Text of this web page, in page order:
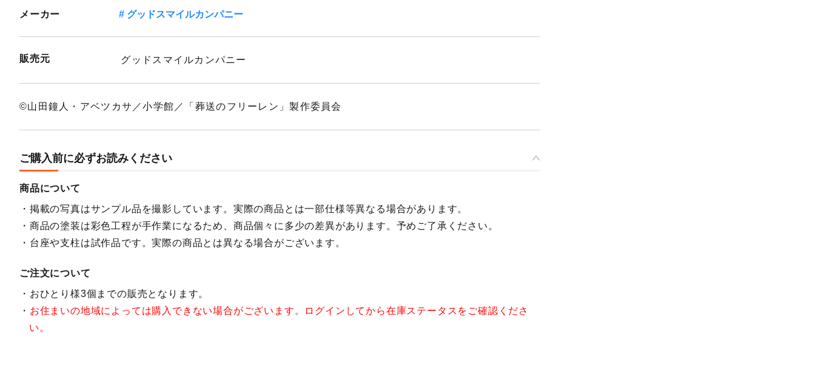
メーカー グッドスマイルカンパニー
販売元 グッドスマイルカンパニー
©山田鐘人・アベツカサ／小学館／「葬送のフリーレン」製作委員会
ご購入前に必ずお読みください
商品について
掲載の写真はサンプル品を撮影しています。実際の商品とは一部仕様等異なる場合があります。
商品の塗装は彩色工程が手作業になるため、商品個々に多少の差異があります。予めご了承ください。
台座や支柱は試作品です。実際の商品とは異なる場合がございます。
ご注文について
おひとり様3個までの販売となります。
お住まいの地域によっては購入できない場合がございます。ログインしてから在庫ステータスをご確認くださ
い。